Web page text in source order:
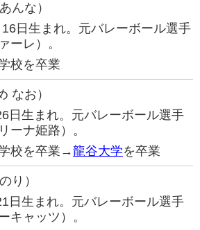
んな）
日生まれ。元バレーボール選手
ーレ）。
校を卒業
なお）
日生まれ。元バレーボール選手
ーナ姫路）。
校を卒業→龍谷大学を卒業
り）
日生まれ。元バレーボール選手
キャッツ）。